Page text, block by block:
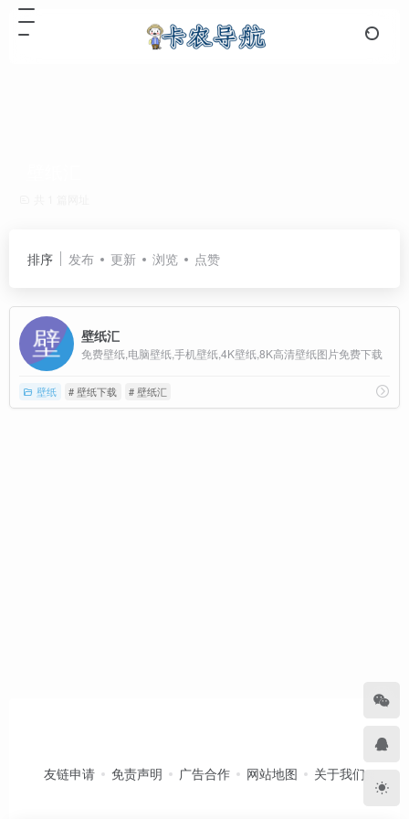
排序 发布 更新 浏览 点赞
壁纸汇
免费壁纸,电脑壁纸,手机壁纸,4K壁纸,8K高清壁纸图片免费下载
壁纸 # 壁纸下载 # 壁纸汇
友链申请 免责声明 广告合作 网站地图 关于我们